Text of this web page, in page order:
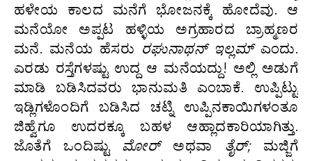
ಹಳೇಯ ಕಾಲದ ಮನೆಗೆ ಭೋಜನಕ್ಕೆ ಹೋದೆವು. ಆ
ಮನೆಯೋ ಅಪ್ಪಟ ಹಳ್ಳಿಯ ಅಗ್ರಹಾರದ ಬ್ರಾಹ್ಮಣರ
ಮನೆ. ಮನೆಯ ಹೆಸರು ರಘುನಾಥನ್ ಇಲ್ಲಮ್‌ ಎಂದು.
ಎರಡು ರಸ್ತೆಗಳಷ್ಟು ಉದ್ದ ಆ ಮನೆಯದ್ದು! ಅಲ್ಲಿ ಅಡುಗೆ
ಮಾಡಿ ಬಡಿಸಿದವರು ಭಾನುಮತಿ ಎಂಬಾಕೆ. ಉಪ್ಪಿಟ್ಟು
ಇಡ್ಲಿಗಳೊಂದಿಗೆ ಬಡಿಸಿದ ಚಟ್ನಿ ಉಪ್ಪಿನಕಾಯಿಗಳಂತೂ
ಜಿಹ್ವೆಗೂ ಉದರಕ್ಕೂ ಬಹಳ ಆಹ್ಲಾದಕಾರಿಯಾಗಿತ್ತು.
ಜೊತೆಗೆ ಒಂದಿಷ್ಟು ಮೋರ್‌ ಅಥವಾ ತೈರ್‌; ಮಜ್ಜಿಗೆ